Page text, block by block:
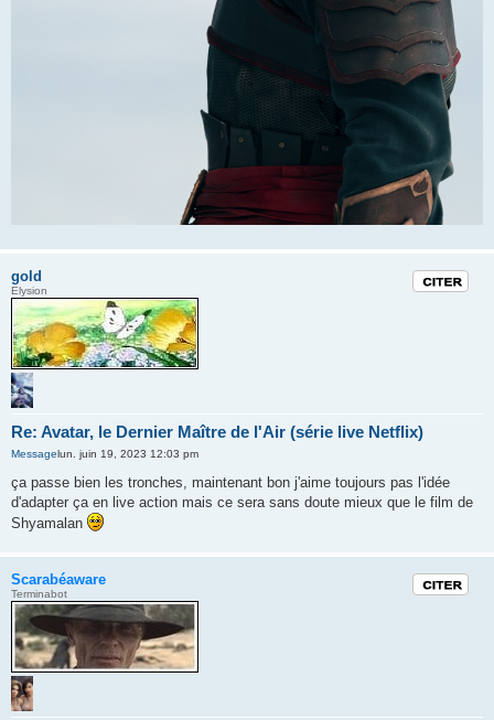
gold
Elysion
Re: Avatar, le Dernier Maître de l'Air (série live Netflix)
Citation
Messagelun. juin 19, 2023 12:03 pm
ça passe bien les tronches, maintenant bon j'aime toujours pas l'idée
d'adapter ça en live action mais ce sera sans doute mieux que le film de
Shyamalan
Scarabéaware
Terminabot
Citation